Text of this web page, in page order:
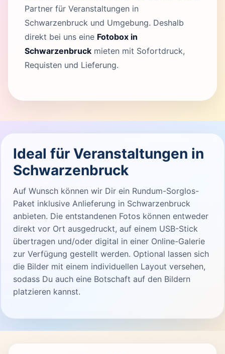
Partner für Veranstaltungen in
Schwarzenbruck und Umgebung. Deshalb
direkt bei uns eine Fotobox in
Schwarzenbruck mieten mit Sofortdruck,
Requisten und Lieferung.
Ideal für Veranstaltungen in
Schwarzenbruck
Auf Wunsch können wir Dir ein Rundum-Sorglos-
Paket inklusive Anlieferung in Schwarzenbruck
anbieten. Die entstandenen Fotos können entweder
direkt vor Ort ausgedruckt, auf einem USB-Stick
übertragen und/oder digital in einer Online-Galerie
zur Verfügung gestellt werden. Optional lassen sich
die Bilder mit einem individuellen Layout versehen,
sodass Du auch eine Botschaft auf den Bildern
platzieren kannst.